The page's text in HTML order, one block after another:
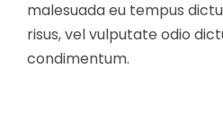
malesuada eu tempus
risus, vel vulputate odio
condimentum.